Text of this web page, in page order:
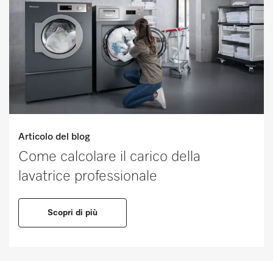
Articolo del blog
Come calcolare il carico della
lavatrice professionale
Scopri di più